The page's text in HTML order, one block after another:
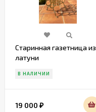
Старинная газетница из
латуни
В НАЛИЧИИ
19 000 ₽